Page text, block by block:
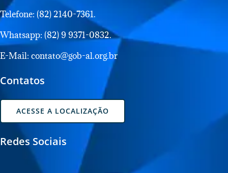
Telefone: (82) 2140-7361.
Whatsapp: (82) 9 9371-0832.
E-Mail: contato@gob-al.org.br
Contatos
ACESSE A LOCALIZAÇÃO
Redes Sociais